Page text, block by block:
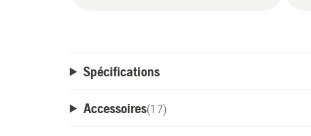
Spécifications
Accessoires(17)